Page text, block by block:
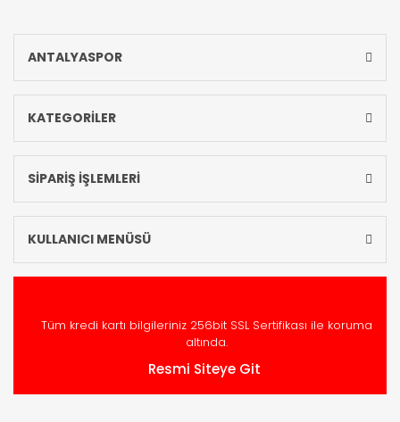
ANTALYASPOR
KATEGORİLER
SİPARİŞ İŞLEMLERİ
KULLANICI MENÜSÜ
Tüm kredi kartı bilgileriniz 256bit SSL Sertifikası ile koruma
altında.
Resmi Siteye Git